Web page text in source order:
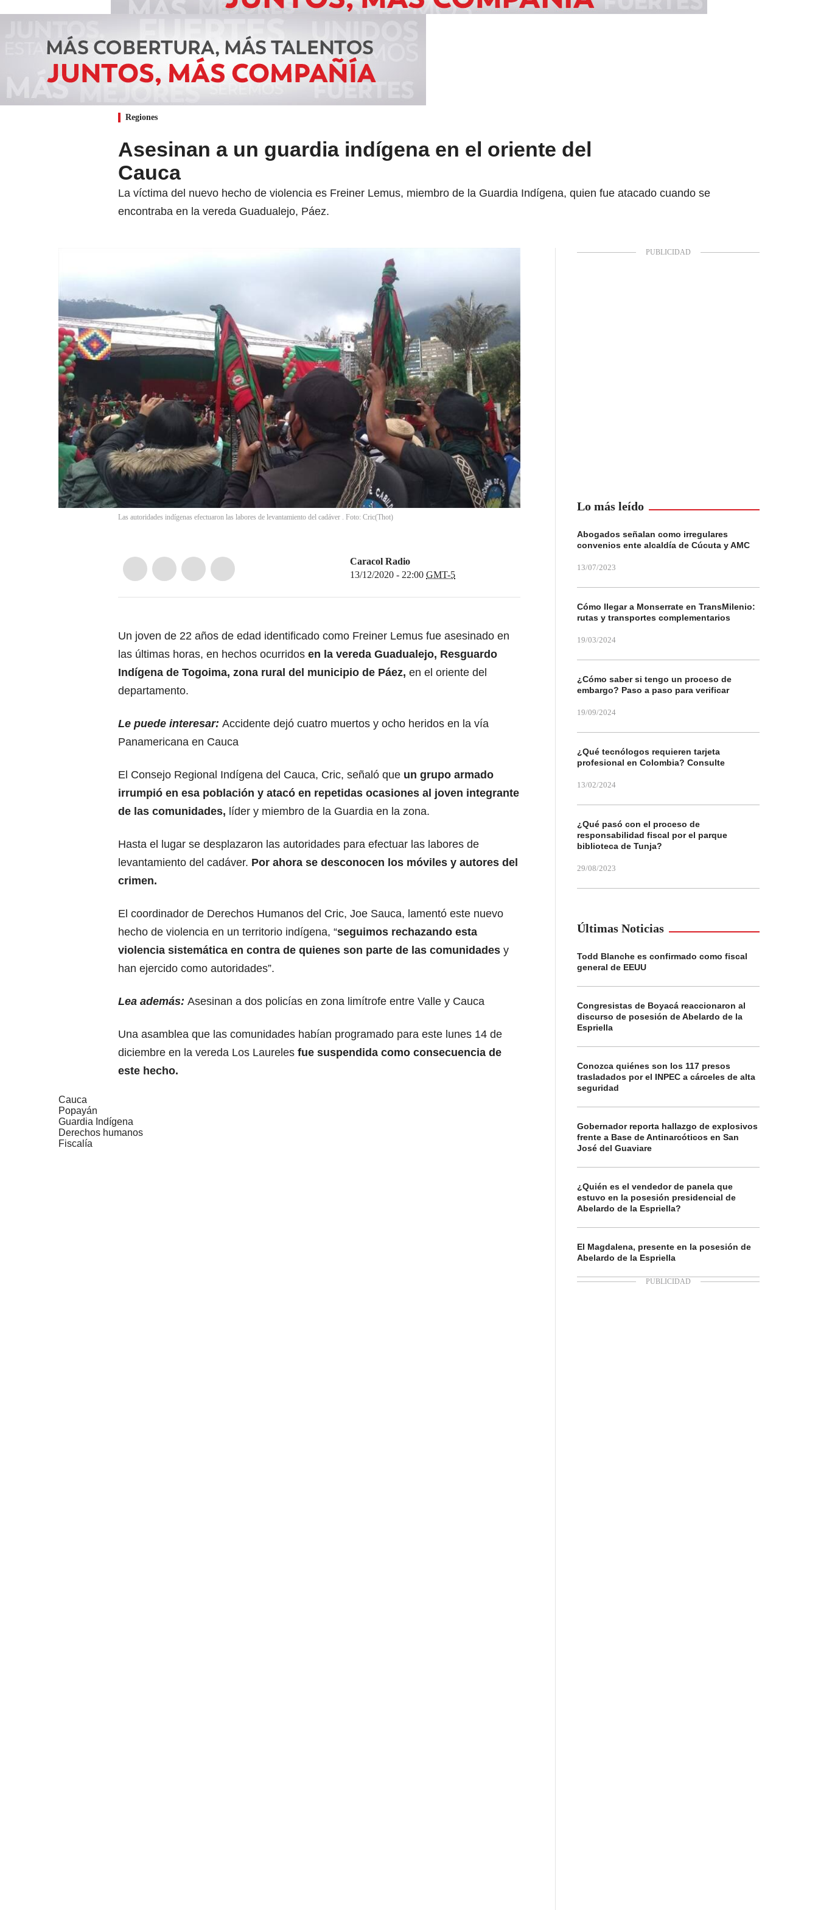
Regiones
Asesinan a un guardia indígena en el oriente del
Cauca
La víctima del nuevo hecho de violencia es Freiner Lemus, miembro de la Guardia Indígena, quien fue atacado cuando se
encontraba en la vereda Guadualejo, Páez.
Las autoridades indígenas efectuaron las labores de levantamiento del cadáver . Foto: Cric(Thot)
Caracol Radio
13/12/2020 - 22:00 GMT-5
Un joven de 22 años de edad identificado como Freiner Lemus fue asesinado en
las últimas horas, en hechos ocurridos en la vereda Guadualejo, Resguardo
Indígena de Togoima, zona rural del municipio de Páez, en el oriente del
departamento.
Le puede interesar: Accidente dejó cuatro muertos y ocho heridos en la vía
Panamericana en Cauca
El Consejo Regional Indígena del Cauca, Cric, señaló que un grupo armado
irrumpió en esa población y atacó en repetidas ocasiones al joven integrante
de las comunidades, líder y miembro de la Guardia en la zona.
Hasta el lugar se desplazaron las autoridades para efectuar las labores de
levantamiento del cadáver. Por ahora se desconocen los móviles y autores del
crimen.
El coordinador de Derechos Humanos del Cric, Joe Sauca, lamentó este nuevo
hecho de violencia en un territorio indígena, “seguimos rechazando esta
violencia sistemática en contra de quienes son parte de las comunidades y
han ejercido como autoridades”.
Lea además: Asesinan a dos policías en zona limítrofe entre Valle y Cauca
Una asamblea que las comunidades habían programado para este lunes 14 de
diciembre en la vereda Los Laureles fue suspendida como consecuencia de
este hecho.
Cauca
Popayán
Guardia Indígena
Derechos humanos
Fiscalía
Lo más leído
Abogados señalan como irregulares
convenios ente alcaldía de Cúcuta y AMC
13/07/2023
Cómo llegar a Monserrate en TransMilenio:
rutas y transportes complementarios
19/03/2024
¿Cómo saber si tengo un proceso de
embargo? Paso a paso para verificar
19/09/2024
¿Qué tecnólogos requieren tarjeta
profesional en Colombia? Consulte
13/02/2024
¿Qué pasó con el proceso de
responsabilidad fiscal por el parque
biblioteca de Tunja?
29/08/2023
Últimas Noticias
Todd Blanche es confirmado como fiscal
general de EEUU
Congresistas de Boyacá reaccionaron al
discurso de posesión de Abelardo de la
Espriella
Conozca quiénes son los 117 presos
trasladados por el INPEC a cárceles de alta
seguridad
Gobernador reporta hallazgo de explosivos
frente a Base de Antinarcóticos en San
José del Guaviare
¿Quién es el vendedor de panela que
estuvo en la posesión presidencial de
Abelardo de la Espriella?
El Magdalena, presente en la posesión de
Abelardo de la Espriella